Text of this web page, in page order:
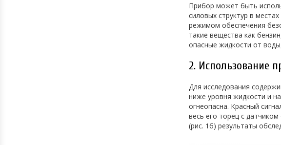
Прибор может быть
силовых структур в
режимом обеспечения
такие вещества как
опасные жидкости от
2. Использование
Для исследования
ниже уровня жидкости и
огнеопасна. Красный
весь его торец с
(рис. 1б) результаты